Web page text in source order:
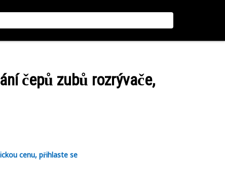
čepů zubů rozrývače,
cenu, přihlaste se